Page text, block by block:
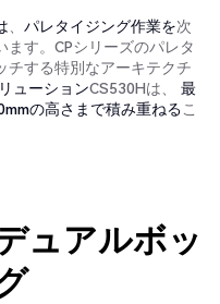
、 パレタイジング作業を次
す。CPシリーズのパレタ
チする特別なアーキテクチ
ューションCS530Hは、
最
の高さまで積み重ねるこ
ュアルボッ